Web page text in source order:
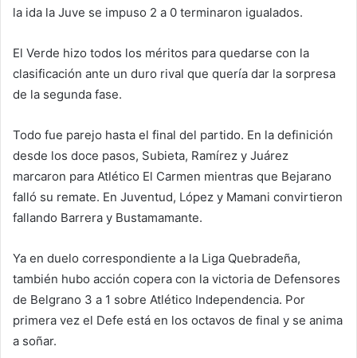
la ida la Juve se impuso 2 a 0 terminaron igualados.
El Verde hizo todos los méritos para quedarse con la
clasificación ante un duro rival que quería dar la sorpresa
de la segunda fase.
Todo fue parejo hasta el final del partido. En la definición
desde los doce pasos, Subieta, Ramírez y Juárez
marcaron para Atlético El Carmen mientras que Bejarano
falló su remate. En Juventud, López y Mamani convirtieron
fallando Barrera y Bustamamante.
Ya en duelo correspondiente a la Liga Quebradeña,
también hubo acción copera con la victoria de Defensores
de Belgrano 3 a 1 sobre Atlético Independencia. Por
primera vez el Defe está en los octavos de final y se anima
a soñar.